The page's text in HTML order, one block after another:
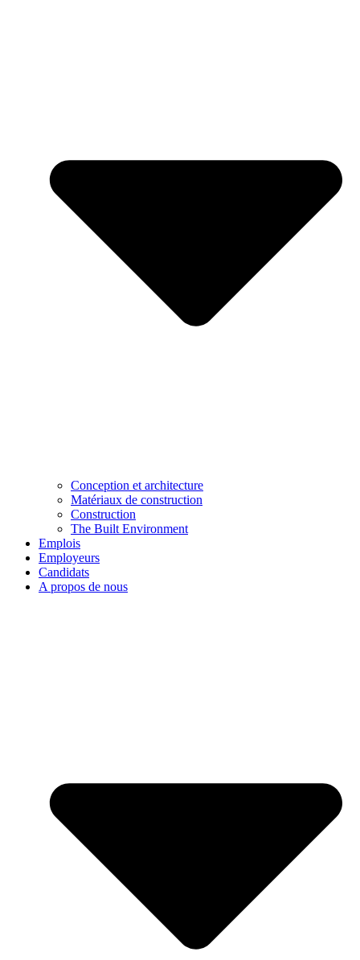
Conception et architecture
Matériaux de construction
Construction
The Built Environment
Emplois
Employeurs
Candidats
A propos de nous